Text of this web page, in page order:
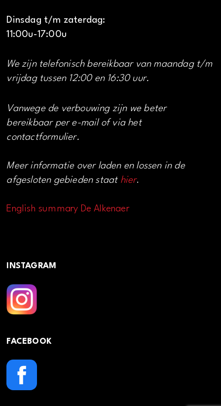
Dinsdag t/m zaterdag:
11:00u-17:00u
We zijn telefonisch bereikbaar van maandag t/m
vrijdag tussen 12:00 en 16:30 uur.
Vanwege de verbouwing zijn we beter
bereikbaar per e-mail of via het
contactformulier.
Meer informatie over laden en lossen in de
afgesloten gebieden staat hier.
English summary De Alkenaer
INSTAGRAM
FACEBOOK